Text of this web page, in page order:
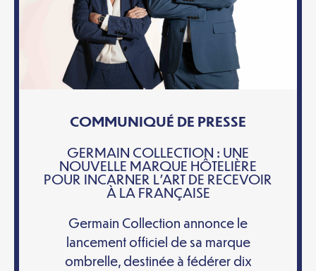
COMMUNIQUÉ DE PRESSE
GERMAIN COLLECTION : UNE
NOUVELLE MARQUE HÔTELIÈRE
POUR INCARNER L’ART DE RECEVOIR
À LA FRANÇAISE
Germain Collection annonce le
lancement officiel de sa marque
ombrelle, destinée à fédérer dix